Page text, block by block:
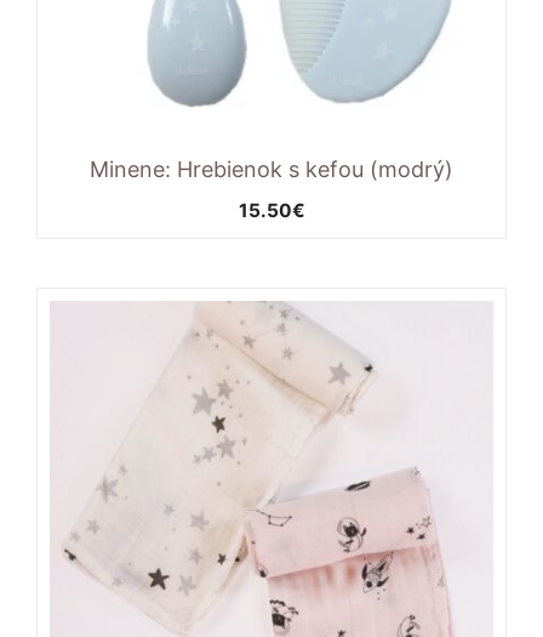
Minene: Hrebienok s kefou (modrý)
15.50€